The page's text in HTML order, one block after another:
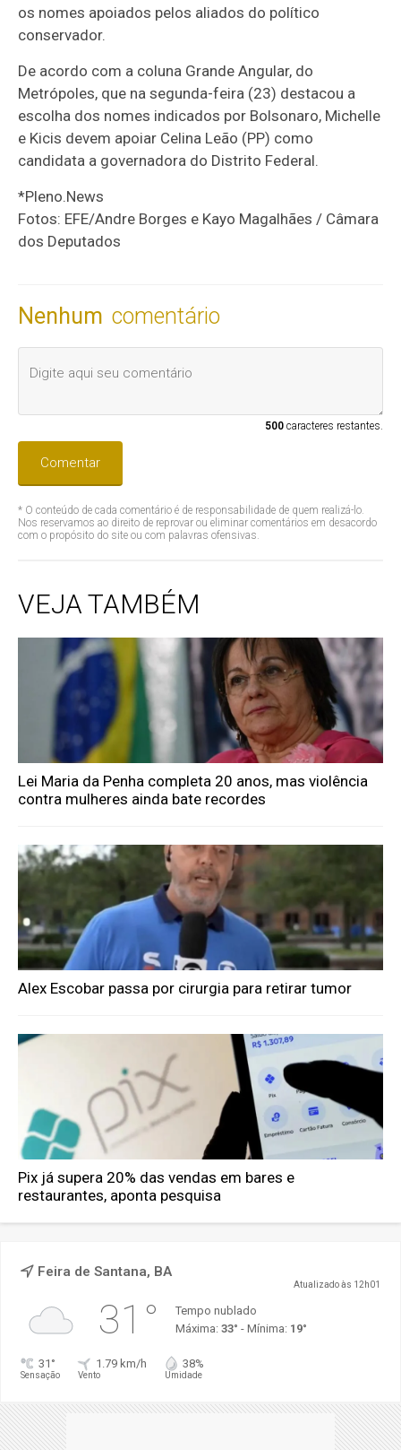
os nomes apoiados pelos aliados do político
conservador.
De acordo com a coluna Grande Angular, do
Metrópoles, que na segunda-feira (23) destacou a
escolha dos nomes indicados por Bolsonaro, Michelle
e Kicis devem apoiar Celina Leão (PP) como
candidata a governadora do Distrito Federal.
*Pleno.News
Fotos: EFE/Andre Borges e Kayo Magalhães / Câmara
dos Deputados
Nenhum comentário
500caracteres restantes.
Comentar
* O conteúdo de cada comentário é de responsabilidade de quem realizá-lo.
Nos reservamos ao direito de reprovar ou eliminar comentários em desacordo
com o propósito do site ou com palavras ofensivas.
VEJA TAMBÉM
Lei Maria da Penha completa 20 anos, mas violência
contra mulheres ainda bate recordes
Alex Escobar passa por cirurgia para retirar tumor
Pix já supera 20% das vendas em bares e
restaurantes, aponta pesquisa
Feira de Santana, BA
Atualizado às 12h01
31°
Tempo nublado
Máxima: 33° - Mínima: 19°
31°
Sensação
1.79 km/h
Vento
38%
Umidade